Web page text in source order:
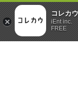
コレカウ
iEnt inc.
FREE